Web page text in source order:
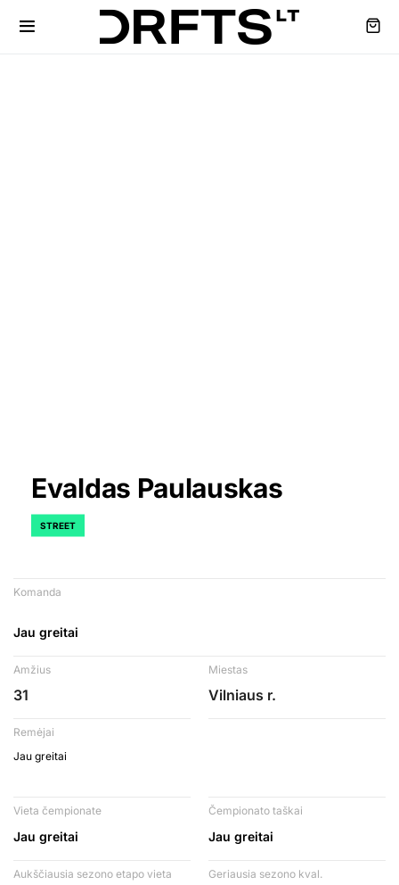
Evaldas Paulauskas
STREET
Komanda
Jau greitai
Amžius
31
Miestas
Vilniaus r.
Remėjai
Jau greitai
Vieta čempionate
Jau greitai
Čempionato taškai
Jau greitai
Aukščiausia sezono etapo vieta Geriausia sezono kval.